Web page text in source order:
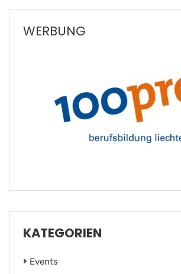
WERBUNG
KATEGORIEN
Events